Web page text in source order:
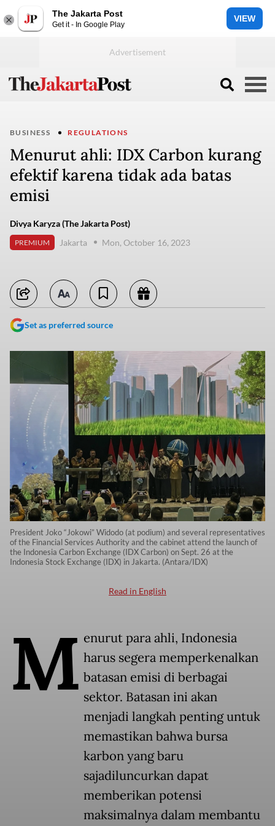
The Jakarta Post
Get it - In Google Play
VIEW
BUSINESS REGULATIONS
Menurut ahli: IDX Carbon kurang
efektif karena tidak ada batas
emisi
Divya Karyza (The Jakarta Post)
PREMIUM Jakarta Mon, October 16, 2023
Set as preferred source
President Joko “Jokowi” Widodo (at podium) and several representatives
of the Financial Services Authority and the cabinet attend the launch of
the Indonesia Carbon Exchange (IDX Carbon) on Sept. 26 at the
Indonesia Stock Exchange (IDX) in Jakarta. (Antara/IDX)
Read in English
M enurut para ahli, Indonesia
harus segera memperkenalkan
batasan emisi di berbagai
sektor. Batasan ini akan
menjadi langkah penting untuk
memastikan bahwa bursa
karbon yang baru
sajadiluncurkan dapat
memberikan potensi
maksimalnya dalam membantu